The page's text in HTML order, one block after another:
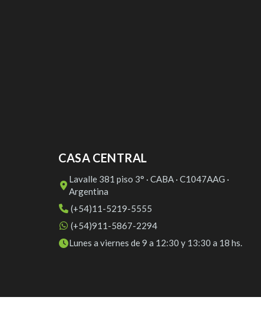
CASA CENTRAL
Lavalle 381 piso 3° · CABA · C1047AAG ·
Argentina
(+54)11-5219-5555
(+54)911-5867-2294
Lunes a viernes de 9 a 12:30 y 13:30 a 18 hs.